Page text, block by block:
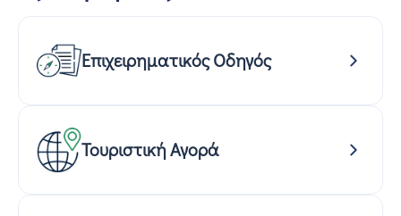
Επιχειρηματικός Οδηγός
Τουριστική Αγορά